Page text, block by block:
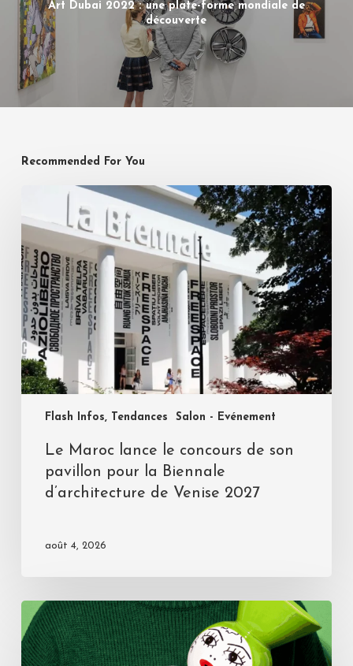
Art Dubai 2022 : une plate-forme mondiale de
découverte
Recommended For You
Flash Infos, Tendances Salon - Evénement
Le Maroc lance le concours de son
pavillon pour la Biennale
d’architecture de Venise 2027
août 4, 2026